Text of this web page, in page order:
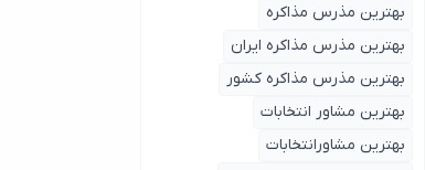
بهترین مذرس مذاکره
بهترین مذرس مذاکره ایران
بهترین مذرس مذاکره کشور
بهترین مشاور انتخابات
بهترین مشاورانتخابات